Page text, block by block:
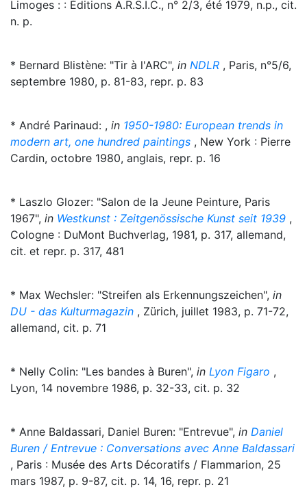
Limoges : : Éditions A.R.S.I.C., n° 2/3, été 1979, n.p., cit.
n. p.
* Bernard Blistène: "Tir à l'ARC", in NDLR , Paris, n°5/6,
septembre 1980, p. 81-83, repr. p. 83
* André Parinaud: , in 1950-1980: European trends in
modern art, one hundred paintings , New York : Pierre
Cardin, octobre 1980, anglais, repr. p. 16
* Laszlo Glozer: "Salon de la Jeune Peinture, Paris
1967", in Westkunst : Zeitgenössische Kunst seit 1939 ,
Cologne : DuMont Buchverlag, 1981, p. 317, allemand,
cit. et repr. p. 317, 481
* Max Wechsler: "Streifen als Erkennungszeichen", in
DU - das Kulturmagazin , Zürich, juillet 1983, p. 71-72,
allemand, cit. p. 71
* Nelly Colin: "Les bandes à Buren", in Lyon Figaro ,
Lyon, 14 novembre 1986, p. 32-33, cit. p. 32
* Anne Baldassari, Daniel Buren: "Entrevue", in Daniel
Buren / Entrevue : Conversations avec Anne Baldassari
, Paris : Musée des Arts Décoratifs / Flammarion, 25
mars 1987, p. 9-87, cit. p. 14, 16, repr. p. 21